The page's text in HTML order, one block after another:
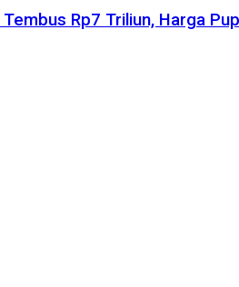
Rp7 Triliun, Harga